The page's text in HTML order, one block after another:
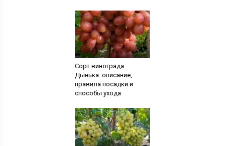
Сорт винограда
Дынька: описание,
правила посадки и
способы ухода